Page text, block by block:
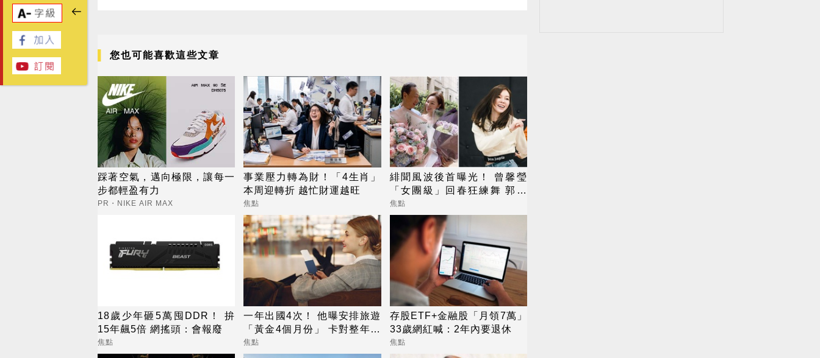
您也可能喜歡這些文章
踩著空氣，邁向極限，讓每一
步都輕盈有力
PR・NIKE AIR MAX
事業壓力轉為財！「4生肖」
本周迎轉折 越忙財運越旺
焦點
緋聞風波後首曝光！ 曾馨瑩
「女團級」回春狂練舞 郭董
獨自公園散步
焦點
18歲少年砸5萬囤DDR！ 拚
15年飆5倍 網搖頭：會報廢
焦點
一年出國4次！ 他曝安排旅遊
「黃金4個月份」 卡對整年活
在期待中
焦點
存股ETF+金融股「月領7萬」
33歲網紅喊：2年內要退休
焦點